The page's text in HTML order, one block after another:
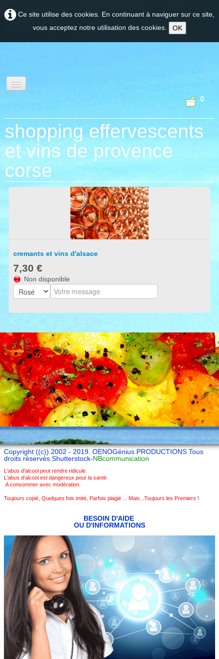
Ce site utilise des cookies. En continuant à naviguer sur ce site,
vous acceptez notre utilisation des cookies.
OK
oenotourisme et
experiences
PROVENCE
CORSE
notre top selection
0
shopping effervescents
et vins de provence
corse
cremants et vins d'alsace
7,30 €
Non disponible
Copyright ((c)) 2002 - 2019. OENOGénius PRODUCTIONS Tous
droits réservés.Shutterstock-NBcommunication
L'abus d'alcool peut rendre ridicule.
L'abus d'alcool est dangereux pour la santé.
A consommer avec modération.
Toujours copié, Quelques fois imité, Parfois plagié ... Mais...Toujours les Premiers !
BESOIN D'AIDE
OU D'INFORMATIONS